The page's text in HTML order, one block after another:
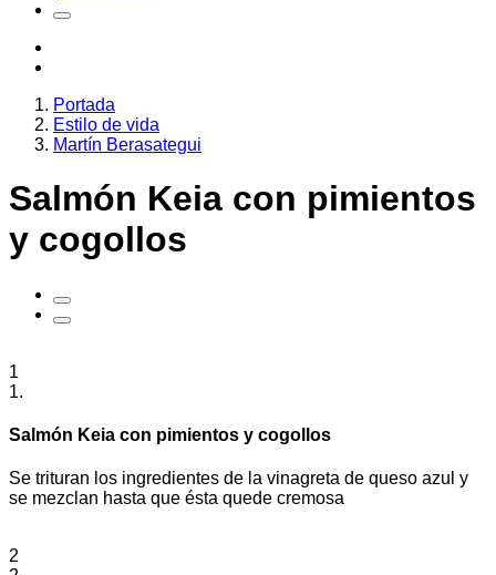
Portada
Estilo de vida
Martín Berasategui
Salmón Keia con pimientos
y cogollos
1
1.
Salmón Keia con pimientos y cogollos
Se trituran los ingredientes de la vinagreta de queso azul y
se mezclan hasta que ésta quede cremosa
2